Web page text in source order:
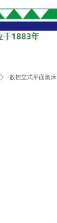
ꄲ 数控立式平面磨床